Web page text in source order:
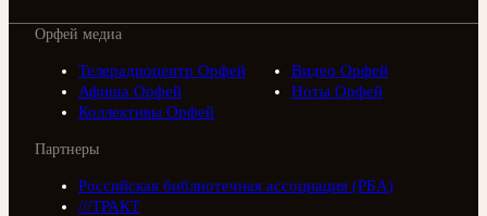
Орфей медиа
Телерадиоцентр Орфей
Видео Орфей
Афиша Орфей
Ноты Орфей
Коллективы Орфей
Партнеры
Российская библиотечная ассоциация (РБА)
///ТРАКТ